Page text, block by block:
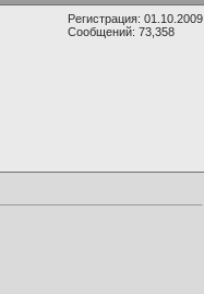
Регистрация: 01.10.2009
Сообщений: 73,358